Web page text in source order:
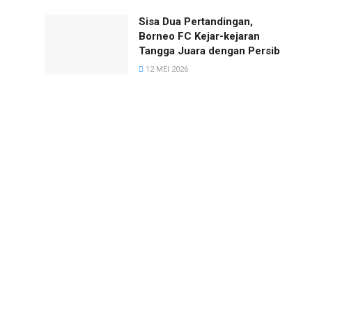
Sisa Dua Pertandingan,
Borneo FC Kejar-kejaran
Tangga Juara dengan Persib
12 MEI 2026